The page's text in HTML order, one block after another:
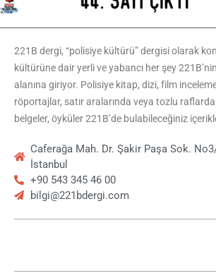
221B dergi, “polisiye kültürü” dergisi olarak
kültürüne dair yerli ve yabancı her şey
alanına giriyor. Polisiye kitap, dizi, film
röportajlar, satır aralarında veya tozlu raflarda
belgeler, öyküler 221B’de bulabileceğiniz
Caferağa Mah. Dr. Şakir Paşa Sok.
İstanbul
+90 543 345 46 00
bilgi@221bdergi.com